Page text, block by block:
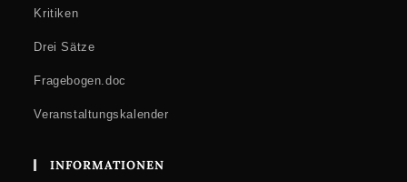
Kritiken
Drei Sätze
Fragebogen.doc
Veranstaltungskalender
INFORMATIONEN